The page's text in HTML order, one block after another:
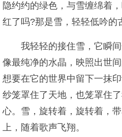
隐约约的绿色，与雪缠绵着
红了吗?那是雪，轻轻低吟的
我轻轻的接住雪，它瞬
像最纯净的水晶，映照出世
想要在它的世界中留下一抹
纱笼罩住了天地，也笼罩住
心。雪，旋转着，旋转着，
上，随着歌声飞翔。